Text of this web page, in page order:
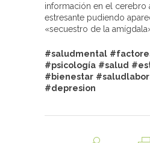
información en el cerebro
estresante pudiendo
«secuestro de la
#saludmental #
#psicología #salud #
#bienestar #
#depresion